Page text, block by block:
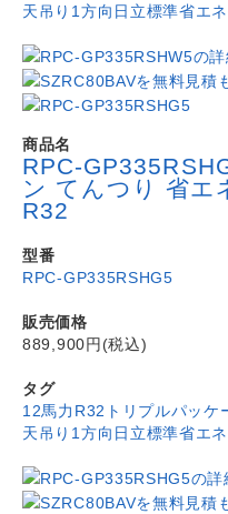
天吊り1方向 日立標準省エネ
商品名
RPC-
ン てんつり 省エ
R32
型番
RPC-GP335RSHG5
販売価格
889,900円(税込)
タグ
12馬力 R32 トリプルパッケ
天吊り1方向 日立標準省エネ